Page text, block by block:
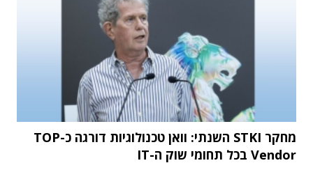
מחקר STKI השנתי: וואן טכנולוגיות דורגה כ-TOP
Vendor בכל תחומי שוק ה-IT